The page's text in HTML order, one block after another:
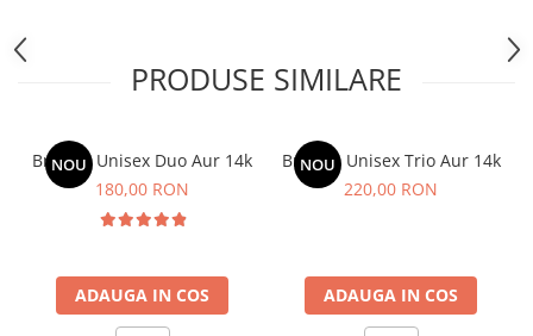
PRODUSE SIMILARE
NOU
Bratara Unisex Duo Aur 14k
180,00 RON
ADAUGA IN COS
NOU
Bratara Unisex Trio Aur 14k
220,00 RON
ADAUGA IN COS